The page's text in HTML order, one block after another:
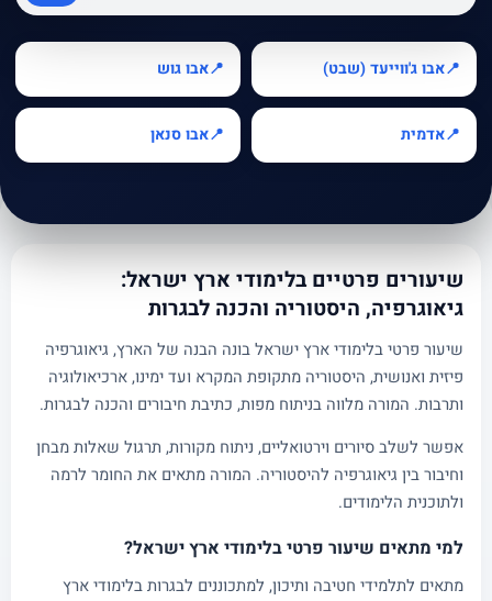
📍אבו ג'ווייעד (שבט) 📍אבו גוש
📍אדמית 📍אבו סנאן
שיעורים פרטיים בלימודי ארץ ישראל:
גיאוגרפיה, היסטוריה והכנה לבגרות
שיעור פרטי בלימודי ארץ ישראל בונה הבנה של הארץ, גיאוגרפיה
פיזית ואנושית, היסטוריה מתקופת המקרא ועד ימינו, ארכיאולוגיה
ותרבות. המורה מלווה בניתוח מפות, כתיבת חיבורים והכנה לבגרות.
אפשר לשלב סיורים וירטואליים, ניתוח מקורות, תרגול שאלות מבחן
וחיבור בין גיאוגרפיה להיסטוריה. המורה מתאים את החומר לרמה
ולתוכנית הלימודים.
למי מתאים שיעור פרטי בלימודי ארץ ישראל?
מתאים לתלמידי חטיבה ותיכון, למתכוננים לבגרות בלימודי ארץ